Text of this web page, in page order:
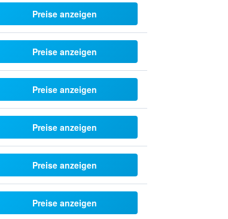
Preise anzeigen
Preise anzeigen
Preise anzeigen
Preise anzeigen
Preise anzeigen
Preise anzeigen